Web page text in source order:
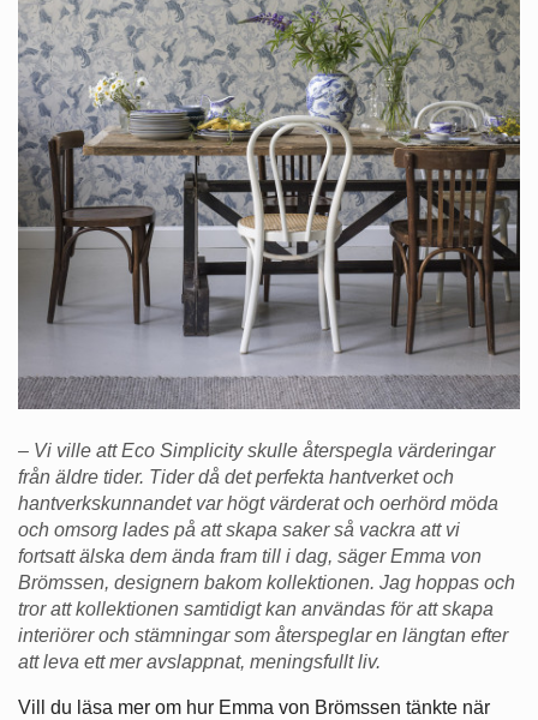
– Vi ville att Eco Simplicity skulle återspegla värderingar
från äldre tider. Tider då det perfekta hantverket och
hantverkskunnandet var högt värderat och oerhörd möda
och omsorg lades på att skapa saker så vackra att vi
fortsatt älska dem ända fram till i dag, säger Emma von
Brömssen, designern bakom kollektionen. Jag hoppas och
tror att kollektionen samtidigt kan användas för att skapa
interiörer och stämningar som återspeglar en längtan efter
att leva ett mer avslappnat, meningsfullt liv.
Vill du läsa mer om hur Emma von Brömssen tänkte när